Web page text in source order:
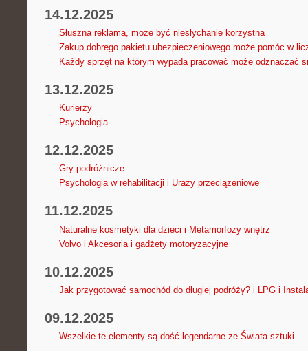
14.12.2025
Słuszna reklama, może być niesłychanie korzystna
Zakup dobrego pakietu ubezpieczeniowego może pomóc w
Każdy sprzęt na którym wypada pracować może odznaczać
13.12.2025
Kurierzy
Psychologia
12.12.2025
Gry podróżnicze
Psychologia w rehabilitacji i Urazy przeciążeniowe
11.12.2025
Naturalne kosmetyki dla dzieci i Metamorfozy wnętrz
Volvo i Akcesoria i gadżety motoryzacyjne
10.12.2025
Jak przygotować samochód do długiej podróży? i LPG i
09.12.2025
Wszelkie te elementy są dość legendarne ze Świata sztuki